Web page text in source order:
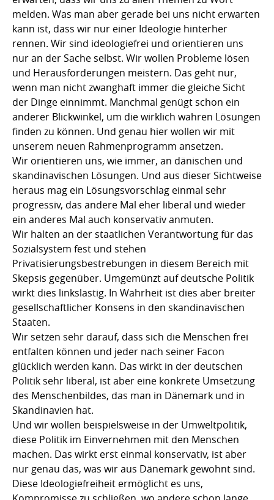
melden. Was man aber gerade bei uns nicht erwarten
kann ist, dass wir nur einer Ideologie hinterher
rennen. Wir sind ideologiefrei und orientieren uns
nur an der Sache selbst. Wir wollen Probleme lösen
und Herausforderungen meistern. Das geht nur,
wenn man nicht zwanghaft immer die gleiche Sicht
der Dinge einnimmt. Manchmal genügt schon ein
anderer Blickwinkel, um die wirklich wahren Lösungen
finden zu können. Und genau hier wollen wir mit
unserem neuen Rahmenprogramm ansetzen.
Wir orientieren uns, wie immer, an dänischen und
skandinavischen Lösungen. Und aus dieser Sichtweise
heraus mag ein Lösungsvorschlag einmal sehr
progressiv, das andere Mal eher liberal und wieder
ein anderes Mal auch konservativ anmuten.
Wir halten an der staatlichen Verantwortung für das
Sozialsystem fest und stehen
Privatisierungsbestrebungen in diesem Bereich mit
Skepsis gegenüber. Umgemünzt auf deutsche Politik
wirkt dies linkslastig. In Wahrheit ist dies aber breiter
gesellschaftlicher Konsens in den skandinavischen
Staaten.
Wir setzen sehr darauf, dass sich die Menschen frei
entfalten können und jeder nach seiner Facon
glücklich werden kann. Das wirkt in der deutschen
Politik sehr liberal, ist aber eine konkrete Umsetzung
des Menschenbildes, das man in Dänemark und in
Skandinavien hat.
Und wir wollen beispielsweise in der Umweltpolitik,
diese Politik im Einvernehmen mit den Menschen
machen. Das wirkt erst einmal konservativ, ist aber
nur genau das, was wir aus Dänemark gewohnt sind.
Diese Ideologiefreiheit ermöglicht es uns,